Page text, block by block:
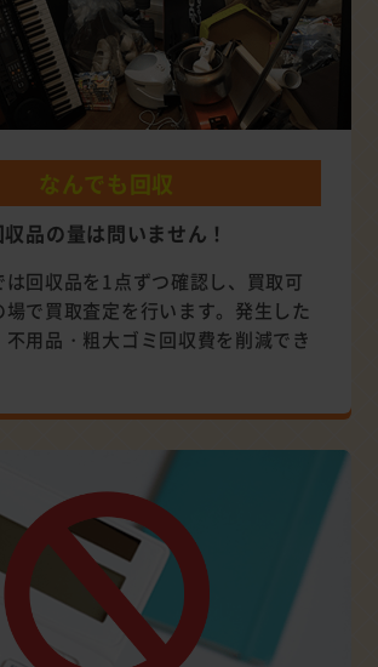
なんでも回収
収品の量は問いません！
は回収品を1点ずつ確認し、買取可
で買取査定を行います。発生した
不用品・粗大ゴミ回収費を削減でき